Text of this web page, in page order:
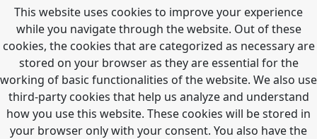
This website uses cookies to improve your experience
while you navigate through the website. Out of these
cookies, the cookies that are categorized as necessary are
stored on your browser as they are essential for the
working of basic functionalities of the website. We also use
third-party cookies that help us analyze and understand
how you use this website. These cookies will be stored in
your browser only with your consent. You also have the